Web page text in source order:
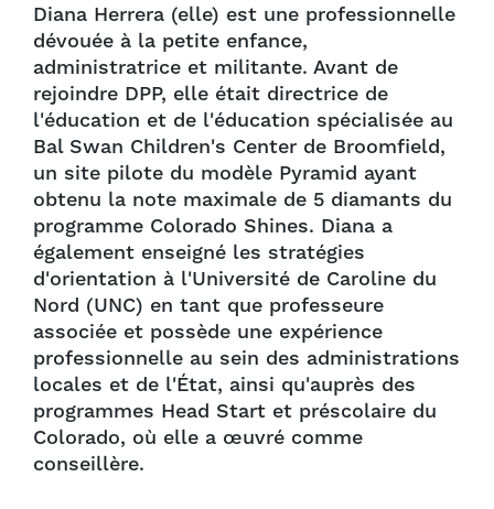
Diana Herrera (elle) est une professionnelle
dévouée à la petite enfance,
administratrice et militante. Avant de
rejoindre DPP, elle était directrice de
l'éducation et de l'éducation spécialisée au
Bal Swan Children's Center de Broomfield,
un site pilote du modèle Pyramid ayant
obtenu la note maximale de 5 diamants du
programme Colorado Shines. Diana a
également enseigné les stratégies
d'orientation à l'Université de Caroline du
Nord (UNC) en tant que professeure
associée et possède une expérience
professionnelle au sein des administrations
locales et de l'État, ainsi qu'auprès des
programmes Head Start et préscolaire du
Colorado, où elle a œuvré comme
conseillère.